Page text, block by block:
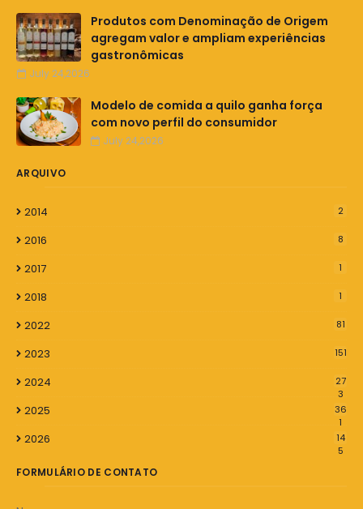
Produtos com Denominação de Origem
agregam valor e ampliam experiências
gastronômicas
July 24,2026
Modelo de comida a quilo ganha força
com novo perfil do consumidor
July 24,2026
ARQUIVO
2014 2
2016 8
2017 1
2018 1
2022 81
2023 151
2024
27
3
2025
36
1
2026
14
5
FORMULÁRIO DE CONTATO